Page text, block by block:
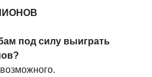
под силу выиграть